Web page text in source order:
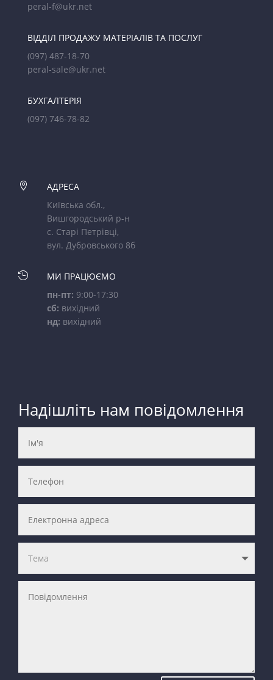
peral-f@ukr.net
ВІДДІЛ ПРОДАЖУ МАТЕРІАЛІВ ТА ПОСЛУГ
(097) 487-18-70
peral-sale@ukr.net
БУХГАЛТЕРІЯ
(097) 746-78-82

АДРЕСА
Київська обл.,
Вишгородський р-н
с. Старі Петрівці,
вул. Дубровського 8б

МИ ПРАЦЮЄМО
пн-пт: 9:00-17:30
сб: вихідний
нд: вихідний
Надішліть нам повідомлення